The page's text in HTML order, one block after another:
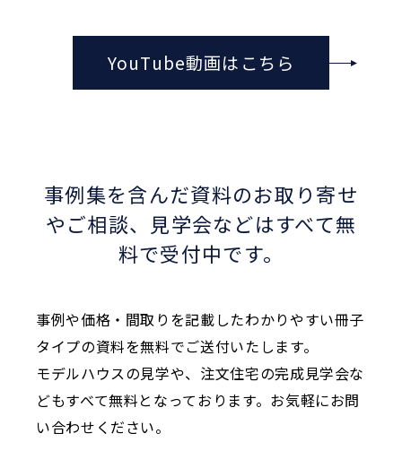
YouTube動画はこちら
事例集を含んだ資料のお取り寄せ
やご相談、
見学会などはすべて無
料で受付中です。
事例や価格・間取りを記載したわかりやすい冊子
タイプの資料を無料でご送付いたします。
モデルハウスの見学や、注文住宅の完成見学会な
どもすべて無料となっております。お気軽にお問
い合わせください。